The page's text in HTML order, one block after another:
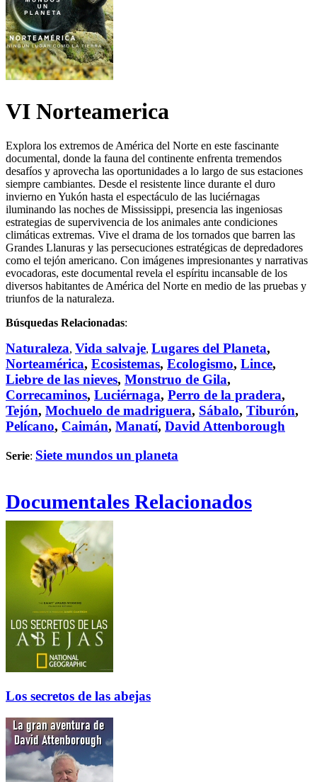
VI Norteamerica
Explora los extremos de América del Norte en este fascinante
documental, donde la fauna del continente enfrenta tremendos
desafíos y aprovecha las oportunidades a lo largo de sus estaciones
siempre cambiantes. Desde el resistente lince durante el duro
invierno en Yukón hasta el espectáculo de las luciérnagas
iluminando las noches de Mississippi, presencia las ingeniosas
estrategias de supervivencia de los animales ante condiciones
climáticas extremas. Vive el drama de los tornados que barren las
Grandes Llanuras y las persecuciones estratégicas de depredadores
como el tejón americano. Con imágenes impresionantes y narrativas
evocadoras, este documental revela el espíritu incansable de los
diversos habitantes de América del Norte en medio de las pruebas y
triunfos de la naturaleza.
Búsquedas Relacionadas:
Naturaleza, Vida salvaje, Lugares del Planeta,
Norteamérica, Ecosistemas, Ecologismo, Lince,
Liebre de las nieves, Monstruo de Gila,
Correcaminos, Luciérnaga, Perro de la pradera,
Tejón, Mochuelo de madriguera, Sábalo, Tiburón,
Pelícano, Caimán, Manatí, David Attenborough
Serie: Siete mundos un planeta
Documentales Relacionados
Los secretos de las abejas